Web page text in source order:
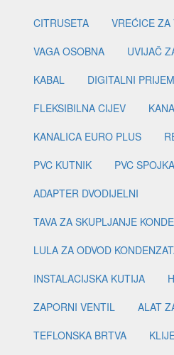
CITRUSETA
VREĆICE
VAGA OSOBNA
UVIJAČ
KABAL
DIGITALNI
FLEKSIBILNA CIJEV
KANALICA EURO PLUS
PVC KUTNIK
PVC SPOJKA
ADAPTER DVODIJELNI
TAVA ZA SKUPLJANJE
LULA ZA ODVOD
INSTALACIJSKA KUTIJA
ZAPORNI VENTIL
ALAT
TEFLONSKA BRTVA